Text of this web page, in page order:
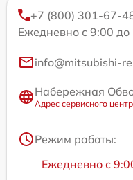
+7 (800) 301-67-
Ежедневно с 9:00 до
info@mitsubishi-
Набережная
Адрес сервисного
Режим работы:
Ежедневно с